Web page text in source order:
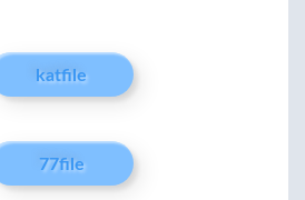
katfile
77file